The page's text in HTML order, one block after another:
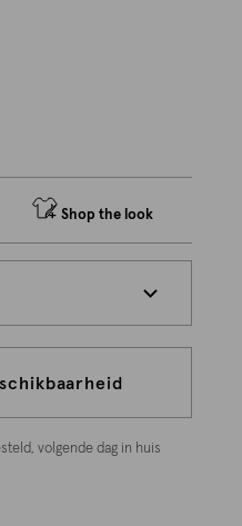
Shop the look
volgende dag in huis